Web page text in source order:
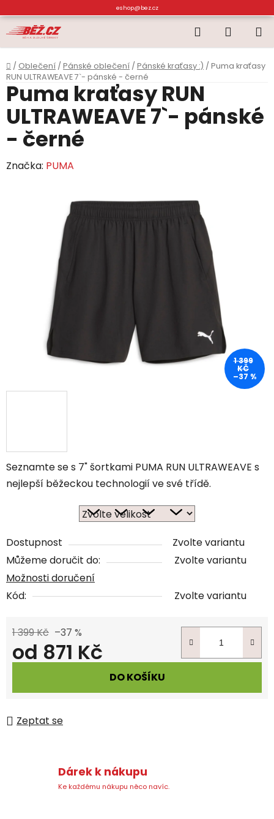
na
obsah
eshop@bez.cz
Hledat
KOŠÍK
Domů
/ Oblečení / Pánské oblečení / Pánské kraťasy :) / Puma kraťasy
RUN ULTRAWEAVE 7`- pánské - černé
Seznamte se s 7" šortkami PUMA RUN ULTRAWEAVE s
nejlepší běžeckou technologií ve své třídě.
Dostupnost
Zvolte variantu
Můžeme doručit do:
Zvolte variantu
Možnosti doručení
Kód:
Zvolte variantu
1 399 Kč –37 %
od 871 Kč
DO KOŠÍKU
Zeptat se
Puma kraťasy RUN
ULTRAWEAVE 7`- pánské
- černé
Značka: PUMA
1 399
KČ
–37 %
Dárek k nákupu
Ke každému nákupu něco navíc.